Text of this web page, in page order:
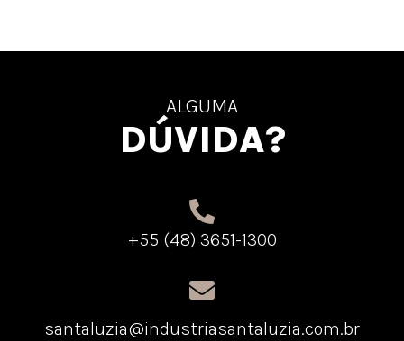
ALGUMA
DÚVIDA?
+55 (48) 3651-1300
santaluzia@industriasantaluzia.com.br